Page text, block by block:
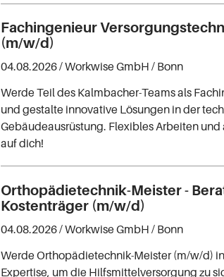
Fachingenieur
(m/w/d)
04.08.2026 /Workwise GmbH / Bonn
Werde Teil des Kalmbacher-Teams als
und gestalte innovative Lösungen in der
Gebäudeausrüstung. Flexibles Arbeiten
auf dich!
Orthopädietechnik-Meister -
Kostenträger (m/w/d)
04.08.2026 /Workwise GmbH / Bonn
Werde Orthopädietechnik-Meister (m/w/d)
Expertise, um die Hilfsmittelversorgung zu